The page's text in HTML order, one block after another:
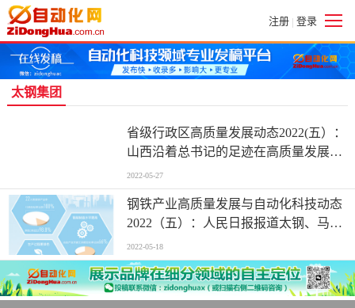
注册 | 登录
太钢集团
省级行政区高质量发展动态2022(五）：
山西沿着总书记的足迹在高质量发展上
不断取得新突破
2022-05-27
钢铁产业高质量发展与自动化科技动态
2022（五）：人民日报报道太钢、马
钢、河钢、建龙、酒钢等
2022-05-18